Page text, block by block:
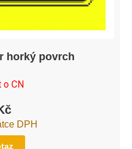
horký povrch
o CN
DPH